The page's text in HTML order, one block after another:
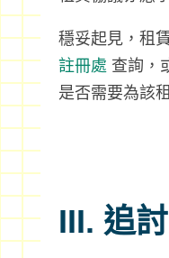
穩妥起見，租
註冊處 查詢，
是否需要為該
III. 追